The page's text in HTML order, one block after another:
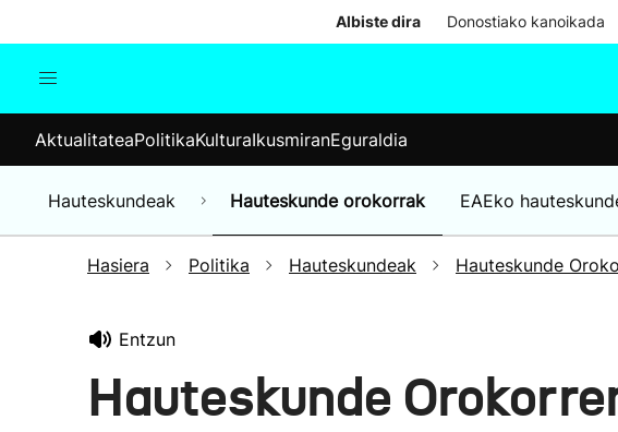
Albiste dira Donostiako kanoikada
Munduko albisteak
Hauteskundeak
AktualitateaPolitikaKulturaIkusmiranEguraldia
Hauteskundeak Hauteskunde orokorrak EAEko
Hasiera Politika Hauteskundeak Hauteskunde
Entzun
Hauteskunde